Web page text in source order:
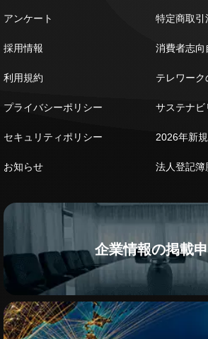
アンケート
採用情報
利用規約
プライバシーポリシー
セキュリティポリシー
お知らせ
特定商取引
消費者志向
テレワー
サステナビ
2026年新
法人登記簿
企業情報の掲載